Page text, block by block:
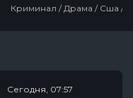
Сегодня, 07:57